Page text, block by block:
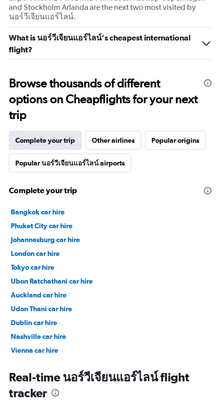
and Stockholm Arlanda are the next two most visited by
นอร์วีเจียนแอร์ไลน์.
What is นอร์วีเจียนแอร์ไลน์’s cheapest international
flight?
Browse thousands of different
options on Cheapflights for your next
trip
Complete your trip Other airlines Popular origins
Popular นอร์วีเจียนแอร์ไลน์ airports
Complete your trip
Bangkok car hire
Phuket City car hire
Johannesburg car hire
London car hire
Tokyo car hire
Ubon Ratchathani car hire
Auckland car hire
Udon Thani car hire
Dublin car hire
Nashville car hire
Vienna car hire
Real-time นอร์วีเจียนแอร์ไลน์ flight
tracker